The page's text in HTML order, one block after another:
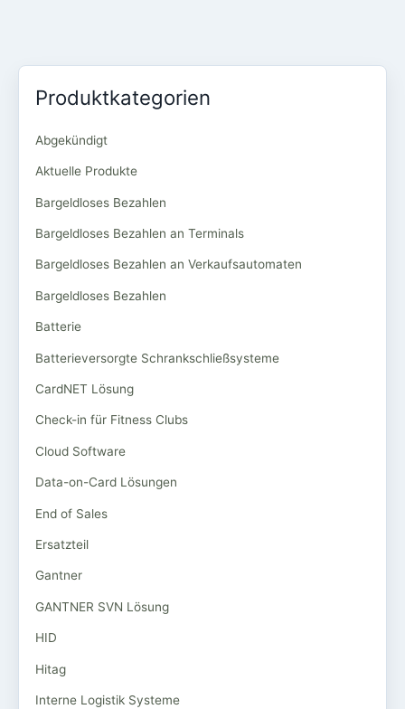
Produktkategorien
Abgekündigt
Aktuelle Produkte
Bargeldloses Bezahlen
Bargeldloses Bezahlen an Terminals
Bargeldloses Bezahlen an Verkaufsautomaten
Bargeldloses Bezahlen
Batterie
Batterieversorgte Schrankschließsysteme
CardNET Lösung
Check-in für Fitness Clubs
Cloud Software
Data-on-Card Lösungen
End of Sales
Ersatzteil
Gantner
GANTNER SVN Lösung
HID
Hitag
Interne Logistik Systeme